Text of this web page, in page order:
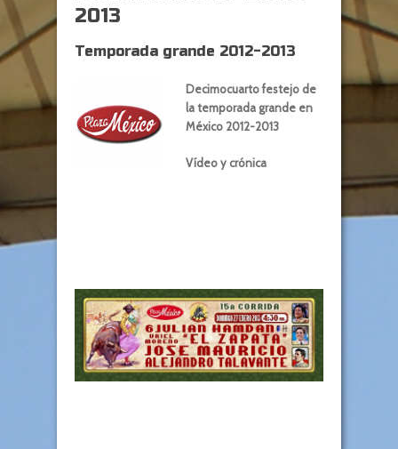
2013
Temporada grande 2012-2013
Decimocuarto festejo de
la temporada grande en
México 2012-2013
Vídeo y crónica